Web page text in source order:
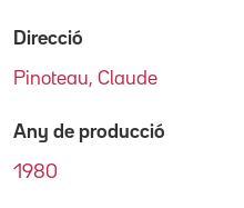
Direcció
Pinoteau, Claude
Any de producció
1980